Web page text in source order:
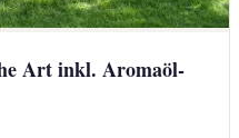
Art inkl. Aromaöl-